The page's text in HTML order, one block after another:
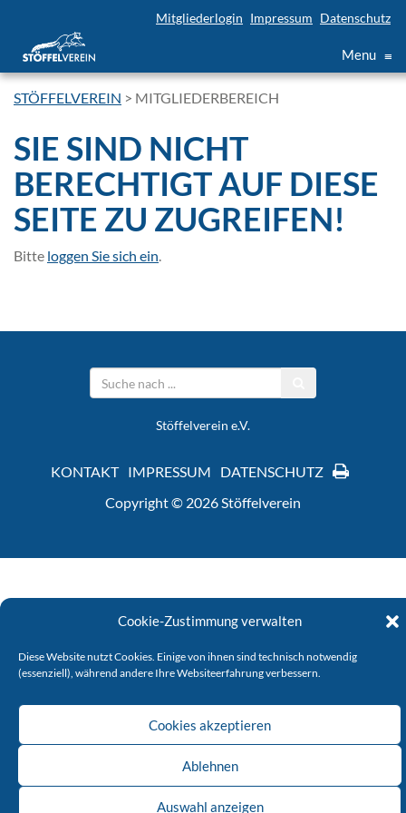
Cookie-Zustimmung verwalten
Diese Website nutzt Cookies. Einige von ihnen sind technisch notwendig
(essenziell), während andere Ihre Websiteerfahrung verbessern.
Cookies akzeptieren
Ablehnen
Auswahl anzeigen
Mitgliederlogin Impressum Datenschutz
Menu ≡
STÖFFELVEREIN > MITGLIEDERBEREICH
SIE SIND NICHT
BERECHTIGT AUF DIESE
SEITE ZU ZUGREIFEN!
Bitte loggen Sie sich ein.
Stöffelverein e.V.
KONTAKT IMPRESSUM
DATENSCHUTZ
Copyright © 2026 Stöffelverein